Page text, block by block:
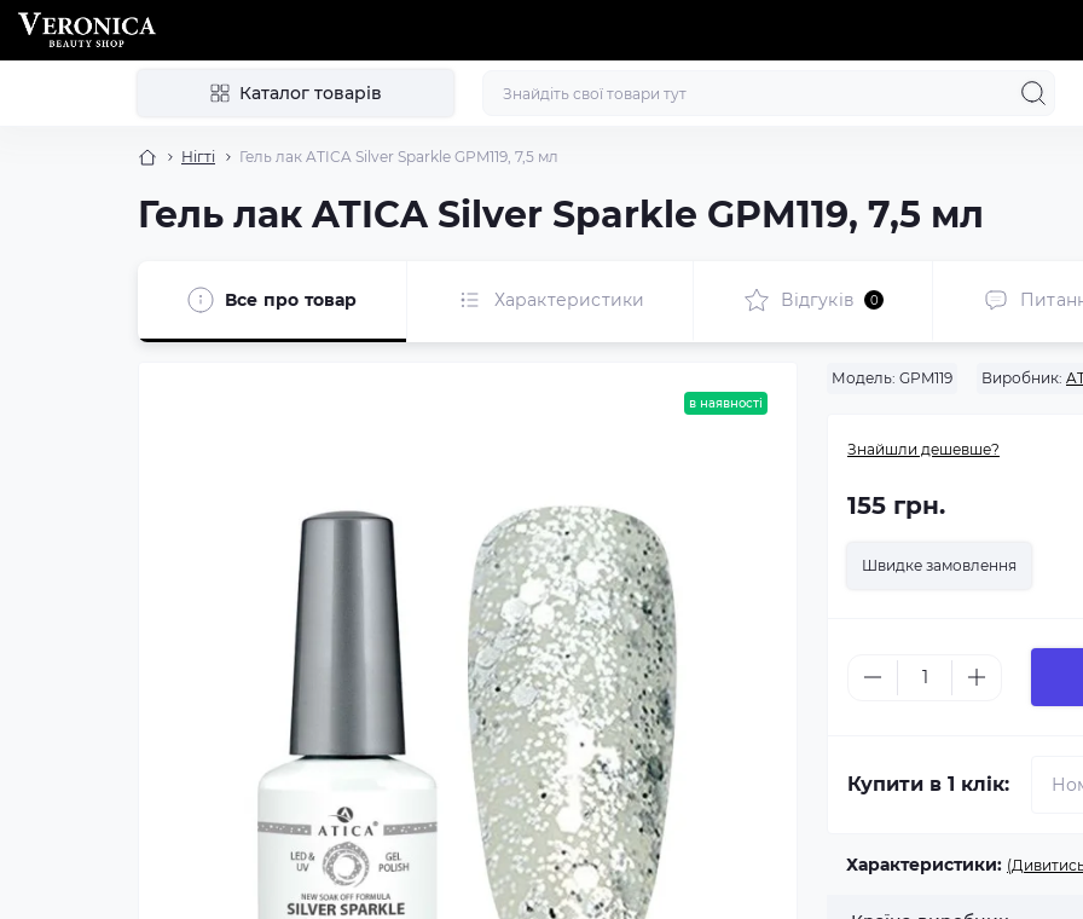
Каталог товарів
Нігті Гель лак ATICA Silver Sparkle GPM119, 7,5 мл
Гель лак ATICA Silver Sparkle GPM119, 7,5 мл
Все про товар Характеристики Відгуків 0
в наявності
Модель: GPM119 Виробник:
Знайшли дешевше?
155 грн.
Швидке замовлення
Купити в 1 клік:
Характеристики: